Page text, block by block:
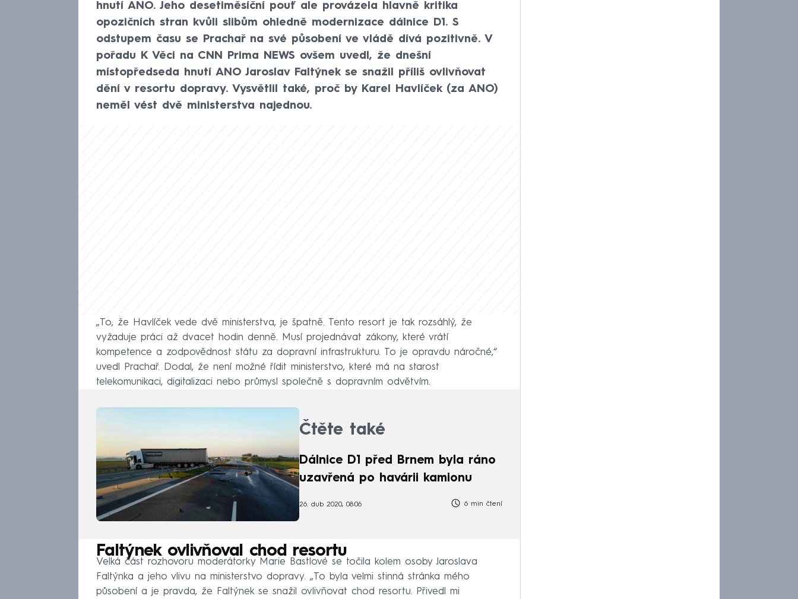
hnutí ANO. Jeho desetiměsíční pouť ale provázela hlavně kritika
opozičních stran kvůli slibům ohledně modernizace dálnice D1. S
odstupem času se Prachař na své působení ve vládě dívá pozitivně. V
pořadu K Věci na CNN Prima NEWS ovšem uvedl, že dnešní
místopředseda hnutí ANO Jaroslav Faltýnek se snažil příliš ovlivňovat
dění v resortu dopravy. Vysvětlil také, proč by Karel Havlíček (za ANO)
neměl vést dvě ministerstva najednou.
„To, že Havlíček vede dvě ministerstva, je špatně. Tento resort je tak rozsáhlý, že
vyžaduje práci až dvacet hodin denně. Musí projednávat zákony, které vrátí
kompetence a zodpovědnost státu za dopravní infrastrukturu. To je opravdu náročné,“
uvedl Prachař. Dodal, že není možné řídit ministerstvo, které má na starost
telekomunikaci, digitalizaci nebo průmysl společně s dopravním odvětvím.
Čtěte také
Dálnice D1 před Brnem byla ráno
uzavřená po havárii kamionu
26. dub 2020, 08:06 6 min čtení
Faltýnek ovlivňoval chod resortu
Velká část rozhovoru moderátorky Marie Bastlové se točila kolem osoby Jaroslava
Faltýnka a jeho vlivu na ministerstvo dopravy. „To byla velmi stinná stránka mého
působení a je pravda, že Faltýnek se snažil ovlivňovat chod resortu. Přivedl mi